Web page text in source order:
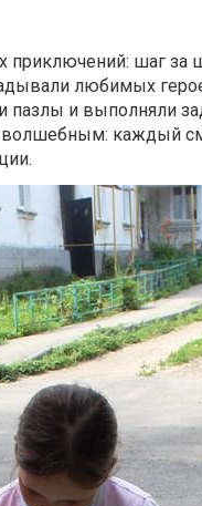
приключений: шаг
любимых
и выполняли
волшебным: каждый